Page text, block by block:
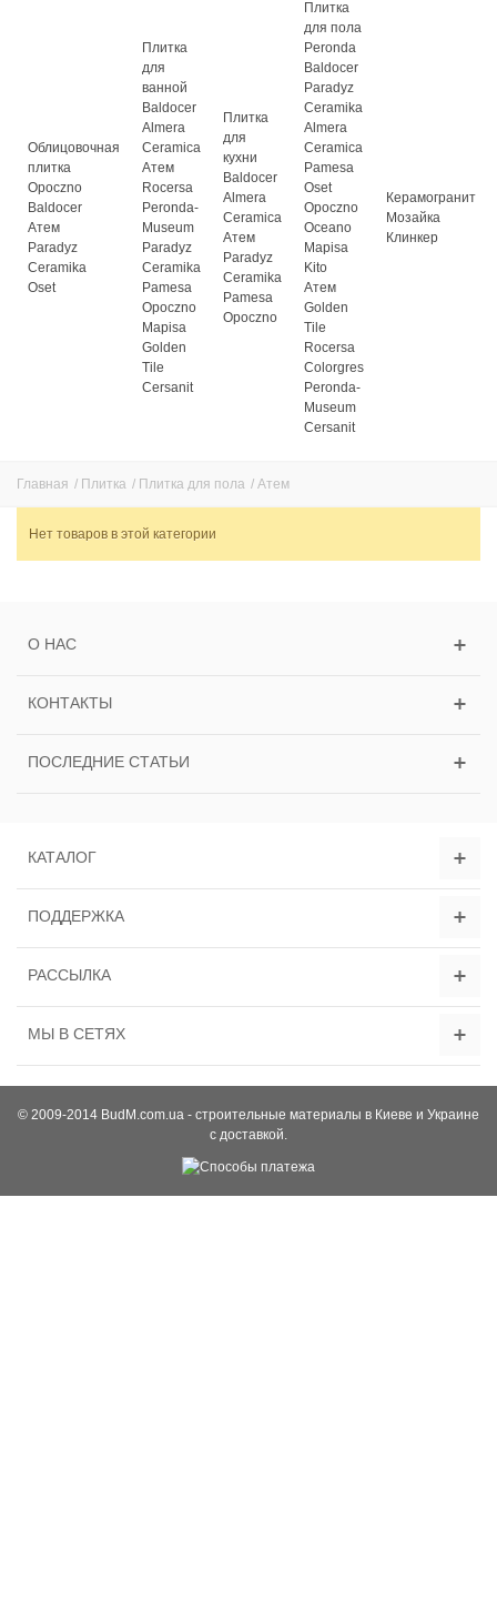
Облицовочная
плитка
Opoczno
Baldocer
Атем
Paradyz
Ceramika
Oset
Плитка
для
ванной
Baldocer
Almera
Ceramica
Атем
Rocersa
Peronda-
Museum
Paradyz
Ceramika
Pamesa
Opoczno
Mapisa
Golden
Tile
Cersanit
Плитка
для
кухни
Baldocer
Almera
Ceramica
Атем
Paradyz
Ceramika
Pamesa
Opoczno
Плитка
для пола
Peronda
Baldocer
Paradyz
Ceramika
Almera
Ceramica
Pamesa
Oset
Opoczno
Oceano
Mapisa
Kito
Атем
Golden
Tile
Rocersa
Colorgres
Peronda-
Museum
Cersanit
Керамогранит
Мозайка
Клинкер
Главная / Плитка / Плитка для пола / Атем
Нет товаров в этой категории
О НАС
КОНТАКТЫ
ПОСЛЕДНИЕ СТАТЬИ
КАТАЛОГ
ПОДДЕРЖКА
РАССЫЛКА
МЫ В СЕТЯХ
© 2009-2014 BudM.com.ua - строительные материалы в Киеве и Украине
с доставкой.